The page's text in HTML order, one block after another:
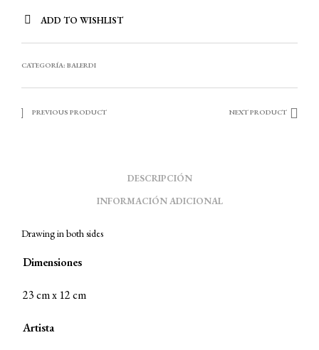
ADD TO WISHLIST
CATEGORÍA: BALERDI
PREVIOUS PRODUCT NEXT PRODUCT
DESCRIPCIÓN
INFORMACIÓN ADICIONAL
Drawing in both sides
Dimensiones
23 cm x 12 cm
Artista